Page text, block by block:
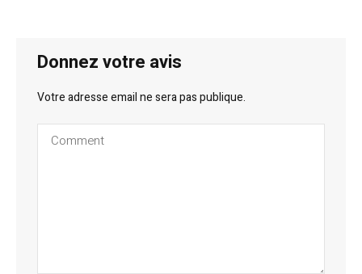
Donnez votre avis
Votre adresse email ne sera pas publique.